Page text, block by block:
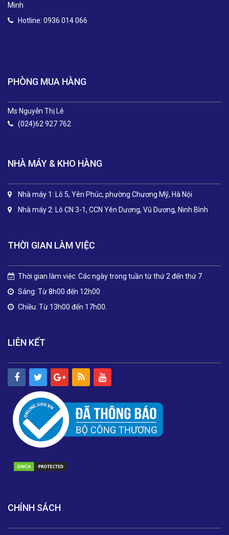
Minh
Hotline: 0936 014 066
PHÒNG MUA HÀNG
Ms Nguyễn Thị Lê
(024)62 927 762
NHÀ MÁY & KHO HÀNG
Nhà máy 1: Lô 5, Yên Phúc, phường Chương Mỹ, Hà Nội
Nhà máy 2: Lô CN 3-1, CCN Yên Dương, Vũ Dương, Ninh Bình
THỜI GIAN LÀM VIỆC
Thời gian làm việc: Các ngày trong tuần từ thứ 2 đến thứ 7
Sáng: Từ 8h00 đến 12h00
Chiều: Từ 13h00 đến 17h00.
LIÊN KẾT
CHÍNH SÁCH